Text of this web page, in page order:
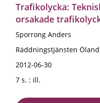
Trafikolycka:
orsakade
Sporrong Anders
Räddningstjänsten Öland
2012-06-30
7 s. : ill.